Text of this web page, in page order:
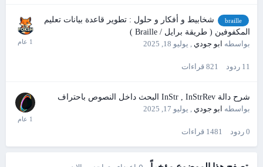
braille
شخابيط و أفكار و حلول : تطوير قاعدة بيانات تعليم
المكفوفين ( طريقة برايل / Braille )
بواسطه ابو جودي, يوليو 18, 2025
11 ردود 821 قراءات
شرح دالة InStr , InStrRev البحث داخل النصوص باحتراف
بواسطه ابو جودي, يوليو 17, 2025
0 ردود 1481 قراءات